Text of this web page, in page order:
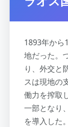
1893年から
地だった。
り、外交と
スは現地の
働力を搾取
一部となり
を導入した